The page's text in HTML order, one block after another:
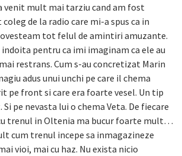
venit mult mai tarziu cand am fost
de la radio care mi-a spus ca in
tot felul de amintiri amuzante.
indoita pentru ca imi imaginam ca ele au
restrans. Cum s-au concretizat Marin
adus unui unchi pe care il chema
pe front si care era foarte vesel. Un tip
pe nevasta lui o chema Veta. De fiecare
trenul in Oltenia ma bucur foarte mult…
cum trenul incepe sa inmagazineze
vioi, mai cu haz. Nu exista nicio